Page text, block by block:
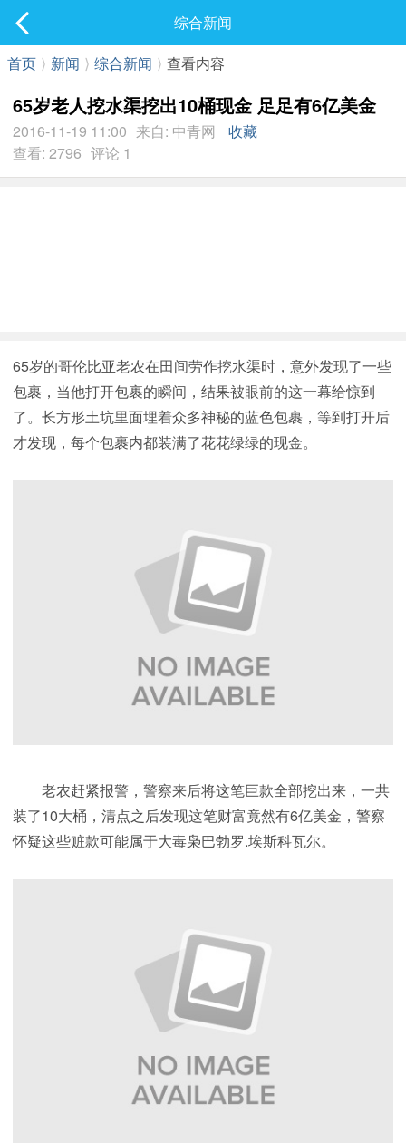
最新发表
综合新闻
首页 ⟩ 新闻 ⟩ 综合新闻 ⟩ 查看内容
65岁老人挖水渠挖出10桶现金 足足有6亿美金
2016-11-19 11:00 来自: 中青网
收藏
查看: 2796 评论 1
65岁的哥伦比亚老农在田间劳作挖水渠时，意外发现了一些
包裹，当他打开包裹的瞬间，结果被眼前的这一幕给惊到
了。长方形土坑里面埋着众多神秘的蓝色包裹，等到打开后
才发现，每个包裹内都装满了花花绿绿的现金。
老农赶紧报警，警察来后将这笔巨款全部挖出来，一共
装了10大桶，清点之后发现这笔财富竟然有6亿美金，警察
怀疑这些赃款可能属于大毒枭巴勃罗.埃斯科瓦尔。